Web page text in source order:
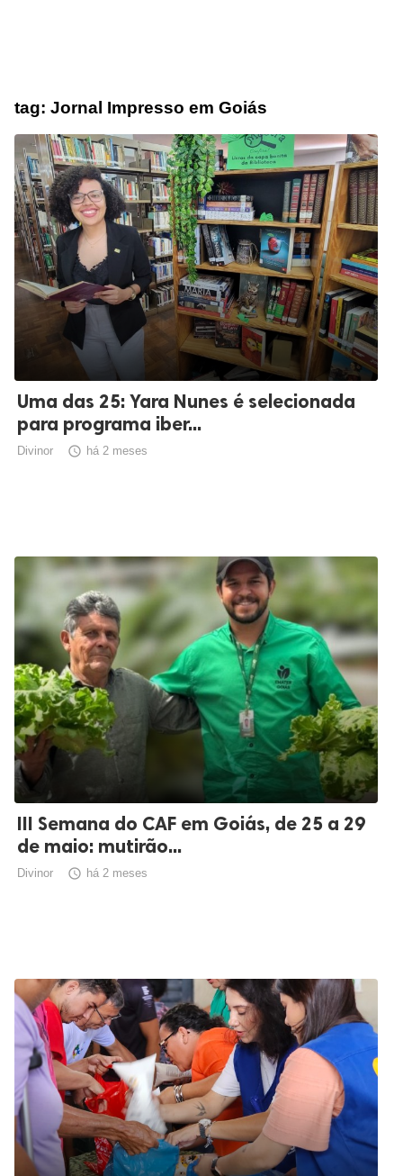
tag: Jornal Impresso em Goiás
Uma das 25: Yara Nunes é selecionada
para programa iber...
Divinor  há 2 meses
III Semana do CAF em Goiás, de 25 a 29
de maio: mutirão...
Divinor  há 2 meses